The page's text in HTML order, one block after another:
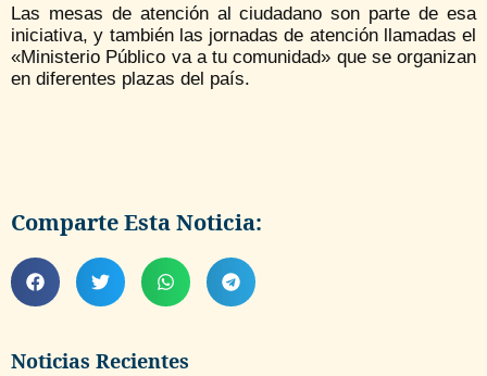
Noticias Recientes
Las mesas de atención al ciudadano son parte de esa
iniciativa, y también las jornadas de atención llamadas el
«Ministerio Público va a tu comunidad» que se organizan
en diferentes plazas del país.
Comparte Esta Noticia: